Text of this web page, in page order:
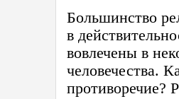
Большинство
в
вовлечены в
человечества.
противоречие?